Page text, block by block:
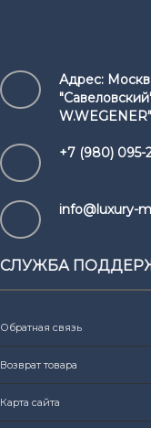
Адрес:
W.WEGENER"
+7 (980) 095-
info@luxury-
СЛУЖБА
Обратная связь
Возврат товара
Карта сайта